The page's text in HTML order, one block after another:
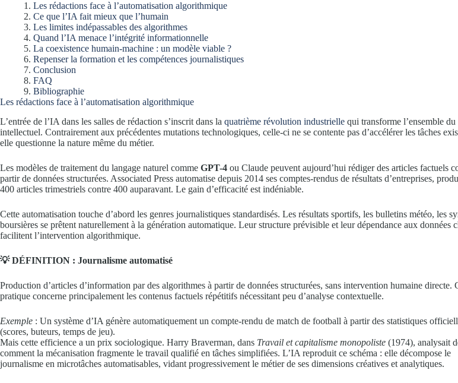
Les rédactions face à l’automatisation algorithmique
Ce que l’IA fait mieux que l’humain
Les limites indépassables des algorithmes
Quand l’IA menace l’intégrité informationnelle
La coexistence humain-machine : un modèle viable ?
Repenser la formation et les compétences journalistiques
Conclusion
FAQ
Bibliographie
Les rédactions face à l’automatisation algorithmique
L’entrée de l’IA dans les salles de rédaction s’inscrit dans la quatrième révolution industrielle qui transforme l’ensemble
intellectuel. Contrairement aux précédentes mutations technologiques, celle-ci ne se contente pas d’accélérer les tâches
elle questionne la nature même du métier.
Les modèles de traitement du langage naturel comme GPT-4 ou Claude peuvent aujourd’hui rédiger des articles factuels
partir de données structurées. Associated Press automatise depuis 2014 ses comptes-rendus de résultats d’entreprises,
400 articles trimestriels contre 400 auparavant. Le gain d’efficacité est indéniable.
Cette automatisation touche d’abord les genres journalistiques standardisés. Les résultats sportifs, les bulletins météo, les
boursières se prêtent naturellement à la génération automatique. Leur structure prévisible et leur dépendance aux données
facilitent l’intervention algorithmique.
💡 DÉFINITION : Journalisme automatisé
Production d’articles d’information par des algorithmes à partir de données structurées, sans intervention humaine directe.
pratique concerne principalement les contenus factuels répétitifs nécessitant peu d’analyse contextuelle.
Exemple : Un système d’IA génère automatiquement un compte-rendu de match de football à partir des statistiques
(scores, buteurs, temps de jeu).
Mais cette efficience a un prix sociologique. Harry Braverman, dans Travail et capitalisme monopoliste (1974), analysait
comment la mécanisation fragmente le travail qualifié en tâches simplifiées. L’IA reproduit ce schéma : elle décompose le
journalisme en microtâches automatisables, vidant progressivement le métier de ses dimensions créatives et analytiques.